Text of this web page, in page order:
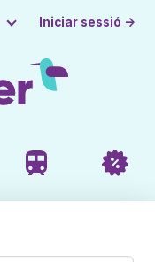
Iniciar sessió →